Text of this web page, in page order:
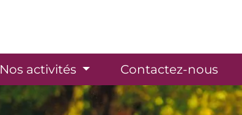
Nos activités Contactez-nous